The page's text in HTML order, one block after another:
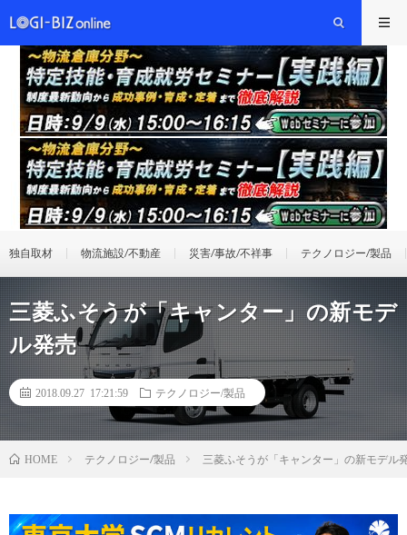
独自取材 物流施設/不動産 災害/事故/不祥事 テクノロジー/製品
三菱ふそうが「キャンター」の新モデ
ル発売
2018.09.27 17:21:59 テクノロジー/製品
HOME テクノロジー/製品 三菱ふそうが「キャンター」の新モデル